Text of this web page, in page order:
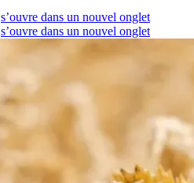
s’ouvre dans un nouvel onglet
s’ouvre dans un nouvel onglet